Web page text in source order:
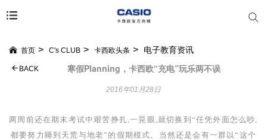
首页 C's CLUB 卡西欧头条 电子教育资讯
寒假Planning，卡西欧“充电”玩乐两不误
BACK
2016年01月28日
两周前还在期末考试中艰苦挣扎,一晃眼,就切换到“任凭外面怎么吵,
都要努力睡到天荒与地老” 的假期模式。当然还是会有一群以“ 这个